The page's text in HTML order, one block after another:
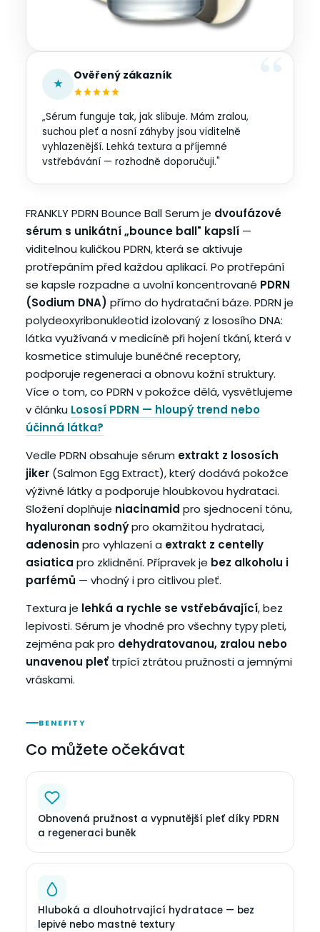
FRANKLY PDRN Bounce Ball Serum je dvoufázové
sérum s unikátní „bounce ball" kapslí —
viditelnou kuličkou PDRN, která se aktivuje
protřepáním před každou aplikací. Po protřepání
se kapsle rozpadne a uvolní koncentrované PDRN
(Sodium DNA) přímo do hydratační báze. PDRN je
polydeoxyribonukleotid izolovaný z lososího DNA:
látka využívaná v medicíně při hojení tkání, která v
kosmetice stimuluje buněčné receptory,
podporuje regeneraci a obnovu kožní struktury.
Více o tom, co PDRN v pokožce dělá, vysvětlujeme
v článku Lososí PDRN — hloupý trend nebo
účinná látka?
Vedle PDRN obsahuje sérum extrakt z lososích
jiker (Salmon Egg Extract), který dodává pokožce
výživné látky a podporuje hloubkovou hydrataci.
Složení doplňuje niacinamid pro sjednocení tónu,
hyaluronan sodnýpro okamžitou hydrataci,
adenosin pro vyhlazení a extrakt z centelly
asiatica pro zklidnění. Přípravek je bez alkoholu i
parfémů — vhodný i pro citlivou pleť.
Textura je lehká a rychle se vstřebávající, bez
lepivosti. Sérum je vhodné pro všechny typy pleti,
zejména pak pro dehydratovanou, zralou nebo
unavenou pleť trpící ztrátou pružnosti a jemnými
vráskami.
BENEFITY
Co můžete očekávat
Obnovená pružnost a vypnutější pleť díky PDRN
a regeneraci buněk
Hluboká a dlouhotrvající hydratace — bez
lepivé nebo mastné textury
★
Ověřený zákazník
„Sérum funguje tak, jak slibuje. Mám zralou,
suchou pleť a nosní záhyby jsou viditelně
vyhlazenější. Lehká textura a příjemné
vstřebávání — rozhodně doporučuji."